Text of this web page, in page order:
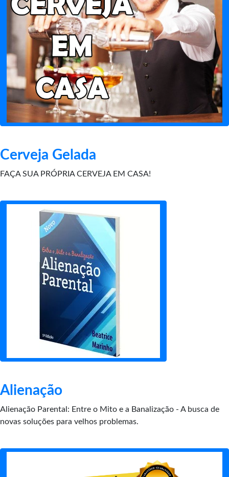
Cerveja Gelada
FAÇA SUA PRÓPRIA CERVEJA EM CASA!
Alienação
Alienação Parental: Entre o Mito e a Banalização - A busca de
novas soluções para velhos problemas.